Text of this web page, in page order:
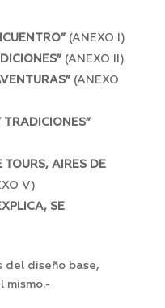
(ANEXO I)
(ANEXO II)
(ANEXO
TRADICIONES”
AIRES DE
V)
SE
del diseño base,